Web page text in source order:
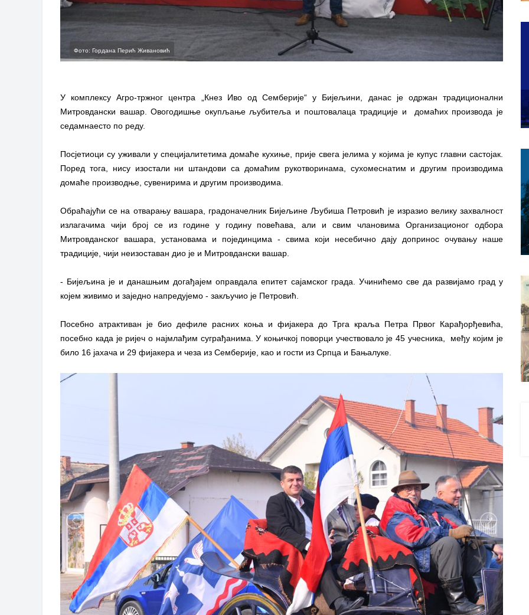
Фото: Гордана Перић Живановић
У комплексу Агро-тржног центра „Кнез Иво од Семберије“ у Бијељини, данас је одржан традиционални
Митровдански вашар. Овогодишње окупљање љубитеља и поштовалаца традиције и домаћих производа је
седамнаесто по реду.
Посјетиоци су уживали у специјалитетима домаће кухиње, прије свега јелима у којима је купус главни састојак.
Поред тога, нису изостали ни штандови са домаћим рукотворинама, сухомеснатим и другим производима
домаће производње, сувенирима и другим производима.
Обраћајући се на отварању вашара, градоначелник Бијељине Љубиша Петровић је изразио велику захвалност
излагачима чији број се из године у годину повећава, али и свим члановима Организационог одбора
Митровданског вашара, установама и појединцима - свима који несебично дају допринос очувању наше
традиције, чији неизоставан дио је и Митровдански вашар.
- Бијељина је и данашњим догађајем оправдала епитет сајамског града. Учинићемо све да развијамо град у
којем живимо и заједно напредујемо - закључио је Петровић.
Посебно атрактиван је био дефиле расних коња и фијакера до Трга краља Петра Првог Карађорђевића,
посебно када је ријеч о најмлађим суграђанима. У коњичкој поворци учествовало је 45 учесника, међу којим је
било 16 јахача и 29 фијакера и чеза из Семберије, као и гости из Српца и Бањалуке.